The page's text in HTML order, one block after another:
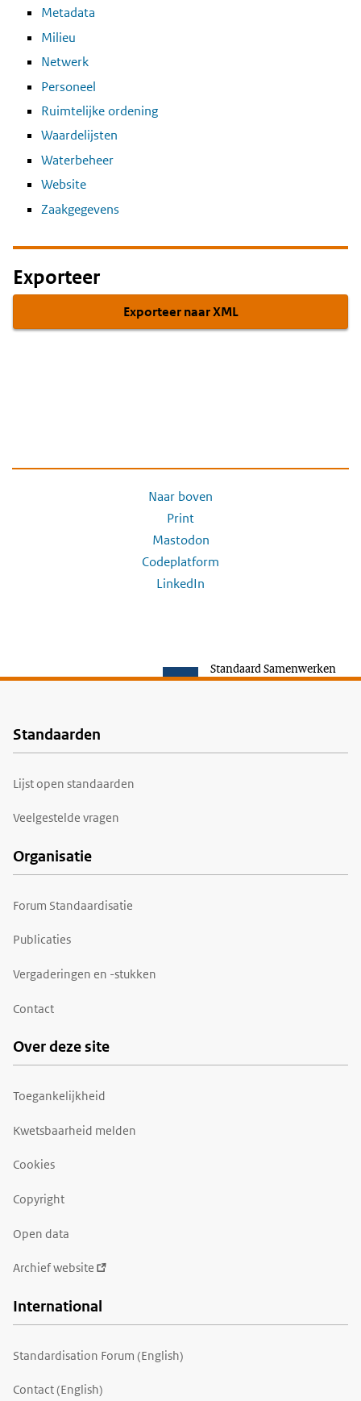
Metadata
Milieu
Netwerk
Personeel
Ruimtelijke ordening
Waardelijsten
Waterbeheer
Website
Zaakgegevens
Exporteer
Exporteer naar XML
Naar boven
Print
Mastodon
Codeplatform
LinkedIn
Standaard Samenwerken
Voet
Standaarden
Lijst open standaarden
Veelgestelde vragen
Organisatie
Forum Standaardisatie
Publicaties
Vergaderingen en -stukken
Contact
Over deze site
Toegankelijkheid
Kwetsbaarheid melden
Cookies
Copyright
Open data
Archief website
International
Standardisation Forum (English)
Contact (English)